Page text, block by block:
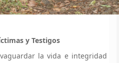
y Testigos
la vida e integridad